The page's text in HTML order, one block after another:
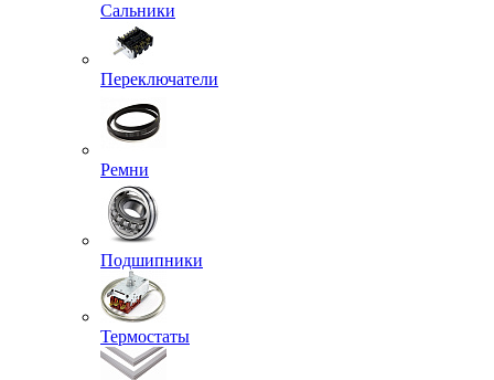
Сальники
Переключатели
Ремни
Подшипники
Термостаты